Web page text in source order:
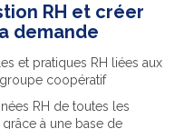
RH et créer
demande
et pratiques RH liées aux
coopératif
RH de toutes les
à une base de